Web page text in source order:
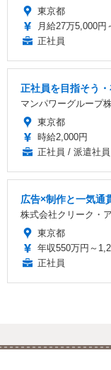
東京都
月給27万5,000円
正社員
正社員を目指そう
マンパワーグループ
東京都
時給2,000円
正社員 / 派遣社員
広告×制作と一気通
株式会社クリーク・
東京都
年収550万円～
正社員